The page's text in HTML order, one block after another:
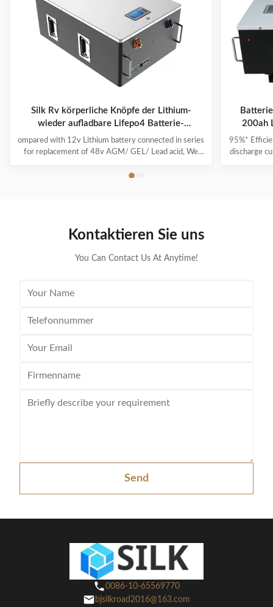
Silk Rv körperliche Knöpfe der Lithium-
wieder aufladbare Lifepo4 Batterie-
5.12KWH vier
ompared with 12v Lithium battery connected in series
for replacement of 48v AGM/ GEL/ Lead acid, We
which is more powerful and stable in performance. If
have many advantages over lead-acid. Silk Lithium
200ah
95%*
discharge
Kontaktieren Sie uns
You Can Contact Us At Anytime!
Send
0086-10-65569770
bjsilkroad2016@163.com